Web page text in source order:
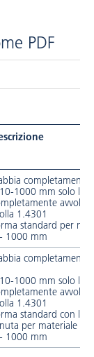
PDF
completamente
1000 mm solo
avvolto)
1.4301
standard per
1000 mm
completamente
1000 mm solo
avvolto)
1.4301
standard con
per materiale
1000 mm